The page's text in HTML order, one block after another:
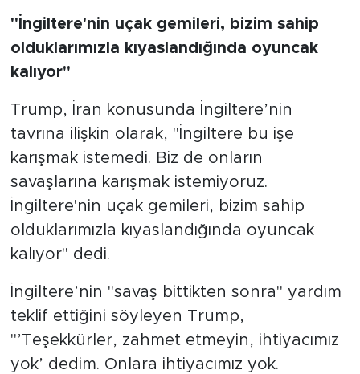
"İngiltere'nin uçak gemileri, bizim sahip
olduklarımızla kıyaslandığında oyuncak
kalıyor"
Trump, İran konusunda İngiltere’nin
tavrına ilişkin olarak, "İngiltere bu işe
karışmak istemedi. Biz de onların
savaşlarına karışmak istemiyoruz.
İngiltere'nin uçak gemileri, bizim sahip
olduklarımızla kıyaslandığında oyuncak
kalıyor" dedi.
İngiltere’nin "savaş bittikten sonra" yardım
teklif ettiğini söyleyen Trump,
"’Teşekkürler, zahmet etmeyin, ihtiyacımız
yok’ dedim. Onlara ihtiyacımız yok.